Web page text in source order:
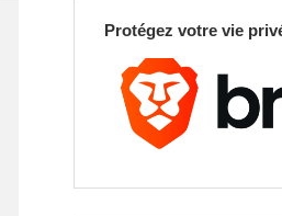
Protégez votre vie